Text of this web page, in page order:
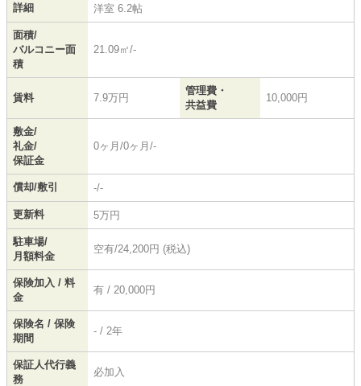
詳細
洋室 6.2帖
面積/
バルコニー面
積
21.09㎡/-
賃料 7.9万円
管理費・
共益費
10,000円
敷金/
礼金/
保証金
0ヶ月/0ヶ月/-
償却/敷引 -/-
更新料 5万円
駐車場/
月額料金
空有/24,200円 (税込)
保険加入 / 料
金
有 / 20,000円
保険名 / 保険
期間
- / 2年
保証人代行義
務
必加入